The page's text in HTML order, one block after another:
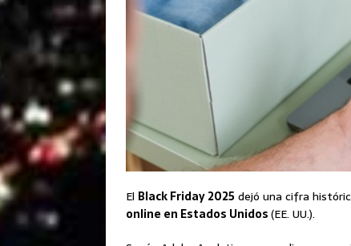
El Black Friday 2025 dejó una cifra
online en Estados Unidos(EE. UU.).